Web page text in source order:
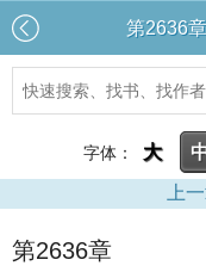
第2636
字体： 大
上
第2636章